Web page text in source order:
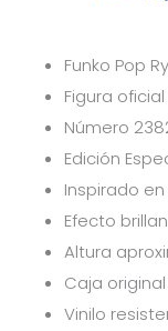
Funko Pop
Figura
Número
Edición
Inspirado en
Efecto
Altura
Caja
Vinilo